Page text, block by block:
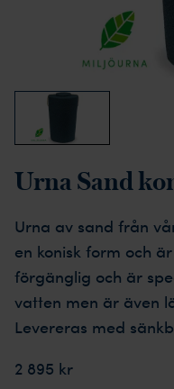
Urna Sand
Urna av sand från
en konisk form och
förgänglig och är
vatten men är även
Levereras med
2 895 kr